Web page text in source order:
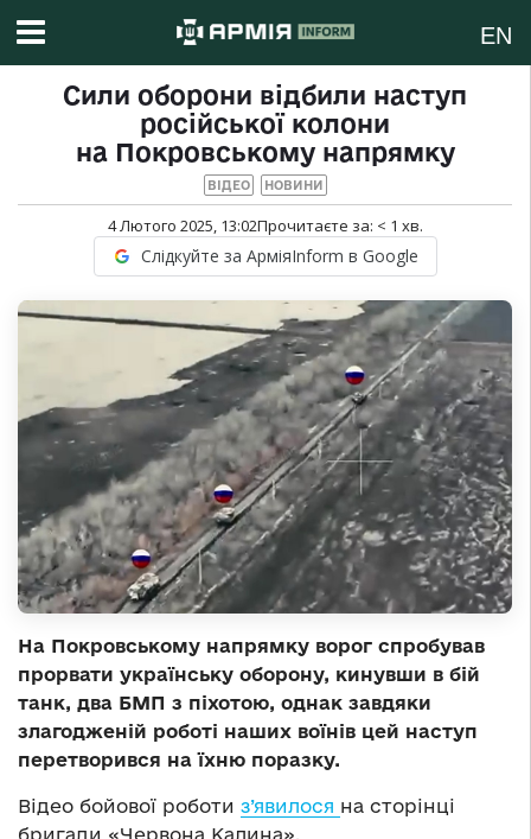
EN
Сили оборони відбили наступ
російської колони
на Покровському напрямку
ВІДЕО НОВИНИ
4 Лютого 2025, 13:02Прочитаєте за: < 1 хв.
Слідкуйте за АрміяInform в Google
На Покровському напрямку ворог спробував
прорвати українську оборону, кинувши в бій
танк, два БМП з піхотою, однак завдяки
злагодженій роботі наших воїнів цей наступ
перетворився на їхню поразку.
Відео бойової роботи з’явилося на сторінці
бригади «Червона Калина».